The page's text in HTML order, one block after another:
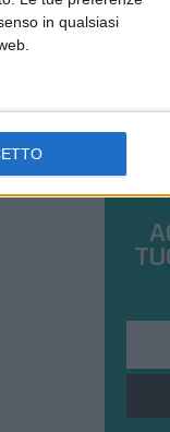
in qualsiasiDonald